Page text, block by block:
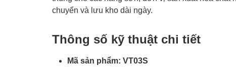
chuyển và lưu kho dài ngày.
Thông số kỹ thuật chi tiết
Mã sản phẩm: VT03S